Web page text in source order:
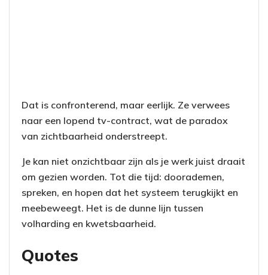
Dat is confronterend, maar eerlijk. Ze verwees
naar een lopend tv-contract, wat de paradox
van zichtbaarheid onderstreept.
Je kan niet onzichtbaar zijn als je werk juist draait
om gezien worden. Tot die tijd: doorademen,
spreken, en hopen dat het systeem terugkijkt en
meebeweegt. Het is de dunne lijn tussen
volharding en kwetsbaarheid.
Quotes